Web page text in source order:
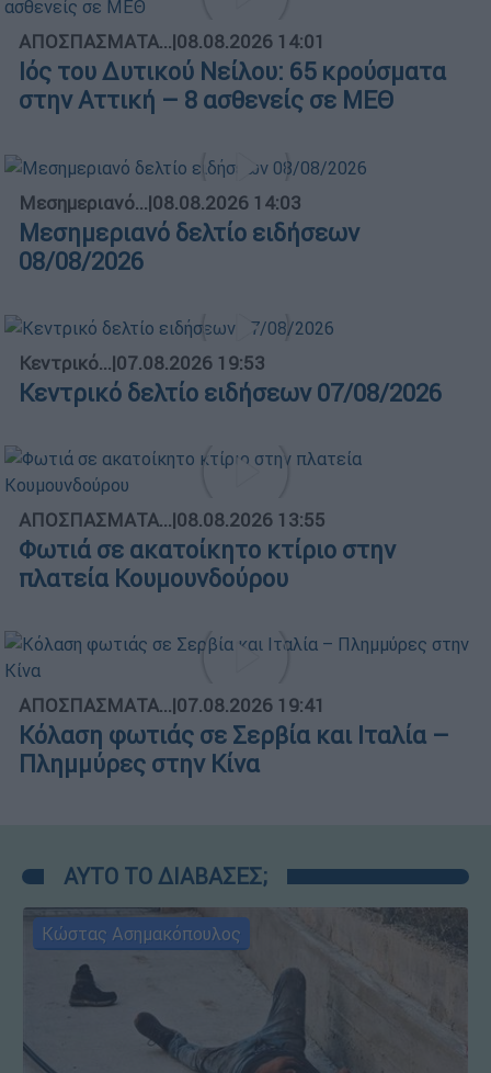
ΑΠΟΣΠΑΣΜΑΤΑ...|08.08.2026 14:01
Ιός του Δυτικού Νείλου: 65 κρούσματα
στην Αττική – 8 ασθενείς σε ΜΕΘ
Μεσημεριανό...|08.08.2026 14:03
Μεσημεριανό δελτίο ειδήσεων
08/08/2026
Κεντρικό...|07.08.2026 19:53
Κεντρικό δελτίο ειδήσεων 07/08/2026
ΑΠΟΣΠΑΣΜΑΤΑ...|08.08.2026 13:55
Φωτιά σε ακατοίκητο κτίριο στην
πλατεία Κουμουνδούρου
ΑΠΟΣΠΑΣΜΑΤΑ...|07.08.2026 19:41
Κόλαση φωτιάς σε Σερβία και Ιταλία –
Πλημμύρες στην Κίνα
ΑΥΤΟ ΤΟ ΔΙΑΒΑΣΕΣ;
Κώστας Ασημακόπουλος